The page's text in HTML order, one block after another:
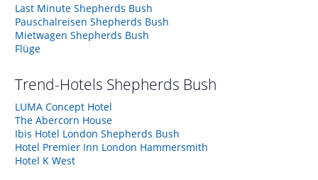
Last Minute Shepherds Bush
Pauschalreisen Shepherds Bush
Mietwagen Shepherds Bush
Flüge
Trend-Hotels Shepherds Bush
LUMA Concept Hotel
The Abercorn House
Ibis Hotel London Shepherds Bush
Hotel Premier Inn London Hammersmith
Hotel K West